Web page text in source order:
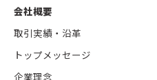
会社概要
取引実績・沿革
トップメッセージ
企業理念